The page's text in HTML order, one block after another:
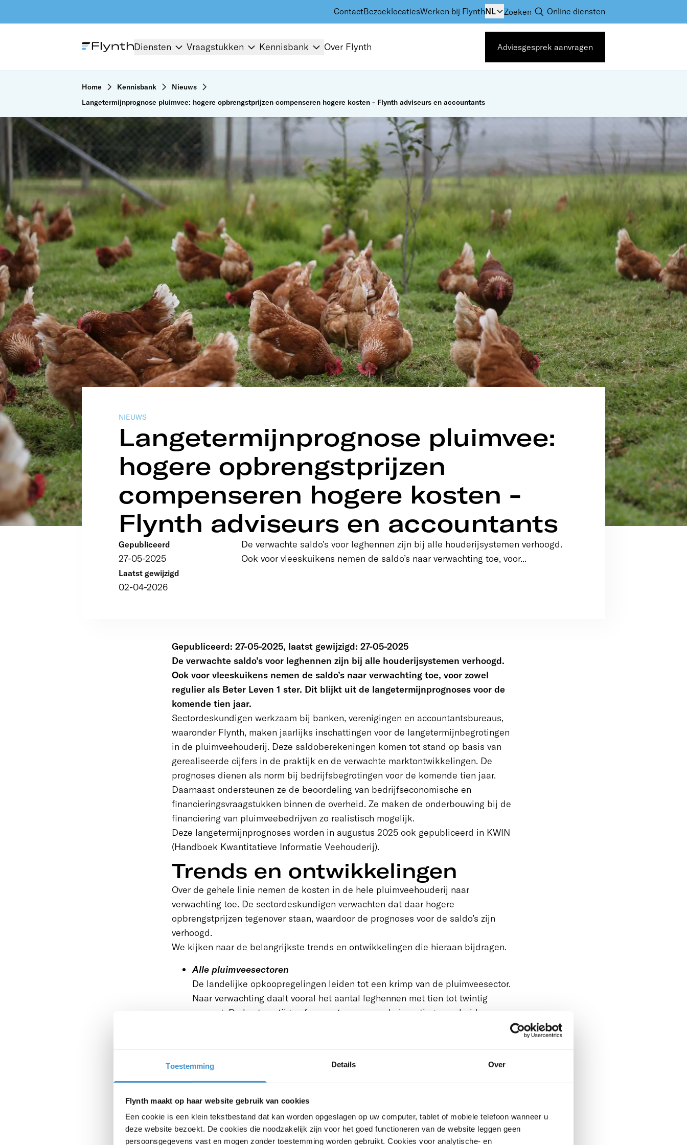
Toestemming Details Over
Flynth maakt op haar website gebruik van cookies
Een cookie is een klein tekstbestand dat kan worden opgeslagen op uw computer, tablet of mobiele telefoon wanneer u
deze website bezoekt. De cookies die noodzakelijk zijn voor het goed functioneren van de website leggen geen
persoonsgegevens vast en mogen zonder toestemming worden gebruikt. Cookies voor analytische- en
ContactBezoeklocatiesWerken bij FlynthNL Zoeken Online diensten
Diensten Vraagstukken Kennisbank Over Flynth Adviesgesprek aanvragen
Home Kennisbank
Nieuws
Langetermijnprognose pluimvee: hogere opbrengstprijzen compenseren hogere kosten - Flynth adviseurs en accountants
Langetermijnprognose pluimvee:
hogere opbrengstprijzen
compenseren hogere kosten -
Flynth adviseurs en accountants
NIEUWS
Gepubliceerd
27-05-2025
Laatst gewijzigd
02-04-2026
De verwachte saldo’s voor leghennen zijn bij alle houderijsystemen verhoogd.
Ook voor vleeskuikens nemen de saldo’s naar verwachting toe, voor...
Gepubliceerd: 27-05-2025, laatst gewijzigd: 27-05-2025
De verwachte saldo’s voor leghennen zijn bij alle houderijsystemen verhoogd.
Ook voor vleeskuikens nemen de saldo’s naar verwachting toe, voor zowel
regulier als Beter Leven 1 ster. Dit blijkt uit de langetermijnprognoses voor de
komende tien jaar.
Sectordeskundigen werkzaam bij banken, verenigingen en accountantsbureaus,
waaronder Flynth, maken jaarlijks inschattingen voor de langetermijnbegrotingen
in de pluimveehouderij. Deze saldoberekeningen komen tot stand op basis van
gerealiseerde cijfers in de praktijk en de verwachte marktontwikkelingen. De
prognoses dienen als norm bij bedrijfsbegrotingen voor de komende tien jaar.
Daarnaast ondersteunen ze de beoordeling van bedrijfseconomische en
financieringsvraagstukken binnen de overheid. Ze maken de onderbouwing bij de
financiering van pluimveebedrijven zo realistisch mogelijk.
Deze langetermijnprognoses worden in augustus 2025 ook gepubliceerd in KWIN
(Handboek Kwantitatieve Informatie Veehouderij).
Trends en ontwikkelingen
Over de gehele linie nemen de kosten in de hele pluimveehouderij naar
verwachting toe. De sectordeskundigen verwachten dat daar hogere
opbrengstprijzen tegenover staan, waardoor de prognoses voor de saldo’s zijn
verhoogd.
We kijken naar de belangrijkste trends en ontwikkelingen die hieraan bijdragen.
Alle pluimveesectoren
De landelijke opkoopregelingen leiden tot een krimp van de pluimveesector.
Naar verwachting daalt vooral het aantal leghennen met tien tot twintig
procent. De kosten stijgen fors, met name voor huisvesting en arbeid.
Regelgeving en uitspraken van de Raad van State (zoals over intern salderen)
jaar is ingevoerd, kan tot extra kosten leiden. De geschatte voerprijzen zijn
niet verhoogd.
Leghennen
De prijs van opfokhennen neemt bij alle houderijsystemen fors toe. Daar
staat tegenover dat de langetermijnopbrengstprijzen ook toenemen.